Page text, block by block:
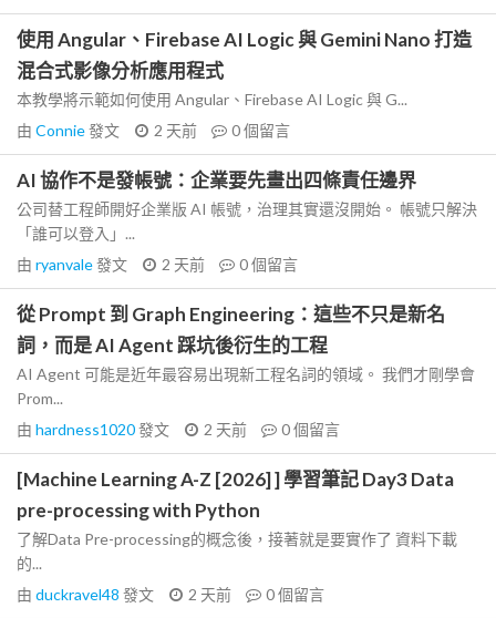
使用 Angular、Firebase AI Logic 與 Gemini Nano 打造
混合式影像分析應用程式
本教學將示範如何使用 Angular、Firebase AI Logic 與 G...
由 Connie發文 2 天前 0個留言
AI 協作不是發帳號：企業要先畫出四條責任邊界
公司替工程師開好企業版 AI 帳號，治理其實還沒開始。 帳號只解決
「誰可以登入」...
由 ryanvale發文 2 天前 0個留言
從 Prompt 到 Graph Engineering：這些不只是新名
詞，而是 AI Agent 踩坑後衍生的工程
AI Agent 可能是近年最容易出現新工程名詞的領域。 我們才剛學會
Prom...
由 hardness1020發文 2 天前 0個留言
[Machine Learning A-Z [2026] ] 學習筆記 Day3 Data
pre-processing with Python
了解Data Pre-processing的概念後，接著就是要實作了 資料下載
的...
由 duckravel48 發文 2 天前 0個留言